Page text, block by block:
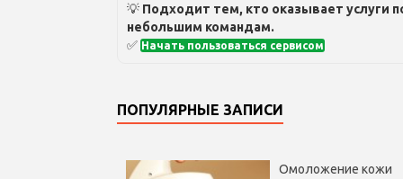
💡 Подходит тем, кто оказывает услуги
небольшим командам.
✅ Начать пользоваться сервисом
ПОПУЛЯРНЫЕ ЗАПИСИ
Омоложение кожи